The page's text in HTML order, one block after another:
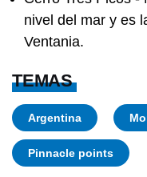
nivel del mar y es
Ventania.
TEMAS
Argentina
Pinnacle points
MI